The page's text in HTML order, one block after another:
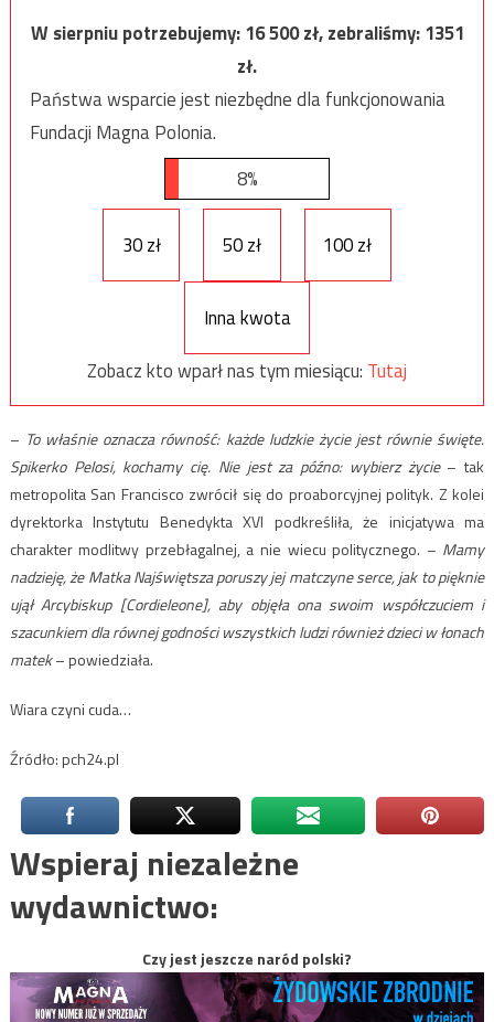
W sierpniu potrzebujemy:16 500zł, zebraliśmy:1351
zł.
Państwa wsparcie jest niezbędne dla funkcjonowania
Fundacji Magna Polonia.
8%
30 zł 50 zł 100 zł
Inna kwota
Zobacz kto wparł nas tym miesiącu: Tutaj
– To właśnie oznacza równość: każde ludzkie życie jest równie święte.
Spikerko Pelosi, kochamy cię. Nie jest za późno: wybierz życie– tak
metropolita San Francisco zwrócił się do proaborcyjnej polityk. Z kolei
dyrektorka Instytutu Benedykta XVI podkreśliła, że inicjatywa ma
charakter modlitwy przebłagalnej, a nie wiecu politycznego. – Mamy
nadzieję, że Matka Najświętsza poruszy jej matczyne serce, jak to pięknie
ujął Arcybiskup [Cordieleone], aby objęła ona swoim współczuciem i
szacunkiem dla równej godności wszystkich ludzi również dzieci w łonach
matek– powiedziała.
Wiara czyni cuda…
Źródło: pch24.pl
Wspieraj niezależne
wydawnictwo:
Czy jest jeszcze naród polski?